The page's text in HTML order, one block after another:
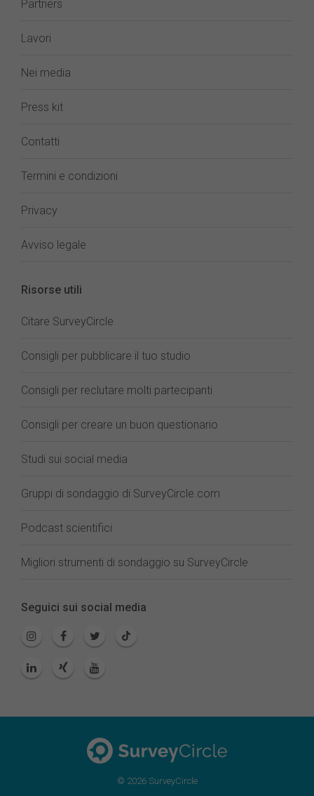
Partners
Lavori
Nei media
Press kit
Contatti
Termini e condizioni
Privacy
Avviso legale
Risorse utili
Citare SurveyCircle
Consigli per pubblicare il tuo studio
Consigli per reclutare molti partecipanti
Consigli per creare un buon questionario
Studi sui social media
Gruppi di sondaggio di SurveyCircle.com
Podcast scientifici
Migliori strumenti di sondaggio su SurveyCircle
Seguici sui social media
© 2026 SurveyCircle